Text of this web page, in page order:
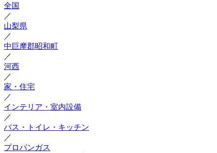
全国
／
山梨県
／
中巨摩郡昭和町
／
河西
／
家・住宅
／
インテリア・室内設備
／
バス・トイレ・キッチン
／
プロパンガス